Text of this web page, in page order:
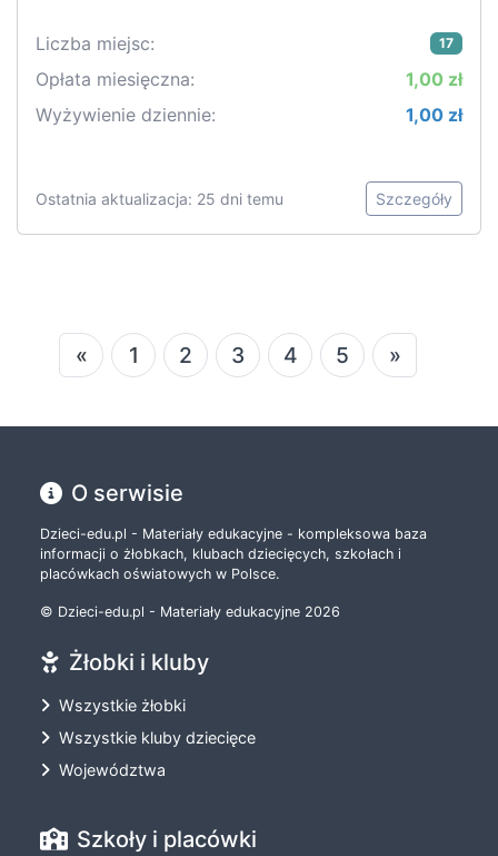
Liczba miejsc: 17
Opłata miesięczna:
1,00 zł
Wyżywienie dziennie:
1,00 zł
Ostatnia aktualizacja: 25 dni temu Szczegóły
« 1 2 3 4 5 »
O serwisie
Dzieci-edu.pl - Materiały edukacyjne - kompleksowa baza
informacji o żłobkach, klubach dziecięcych, szkołach i
placówkach oświatowych w Polsce.
© Dzieci-edu.pl - Materiały edukacyjne 2026
Żłobki i kluby
Wszystkie żłobki
Wszystkie kluby dziecięce
Województwa
Szkoły i placówki